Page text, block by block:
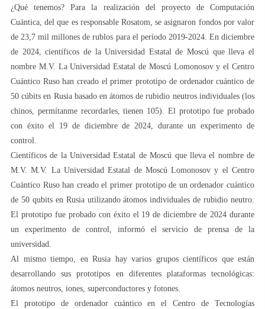
¿Qué tenemos? Para la realización del proyecto de Computación
Cuántica, del que es responsable Rosatom, se asignaron fondos por valor
de 23,7 mil millones de rublos para el período 2019-2024. En diciembre
de 2024, científicos de la Universidad Estatal de Moscú que lleva el
nombre M.V. La Universidad Estatal de Moscú Lomonosov y el Centro
Cuántico Ruso han creado el primer prototipo de ordenador cuántico de
50 cúbits en Rusia basado en átomos de rubidio neutros individuales (los
chinos, permítanme recordarles, tienen 105). El prototipo fue probado
con éxito el 19 de diciembre de 2024, durante un experimento de
control.
Científicos de la Universidad Estatal de Moscú que lleva el nombre de
M.V. M.V. La Universidad Estatal de Moscú Lomonosov y el Centro
Cuántico Ruso han creado el primer prototipo de un ordenador cuántico
de 50 qubits en Rusia utilizando átomos individuales de rubidio neutro.
El prototipo fue probado con éxito el 19 de diciembre de 2024 durante
un experimento de control, informó el servicio de prensa de la
universidad.
Al mismo tiempo, en Rusia hay varios grupos científicos que están
desarrollando sus prototipos en diferentes plataformas tecnológicas:
átomos neutros, iones, superconductores y fotones.
El prototipo de ordenador cuántico en el Centro de Tecnologías